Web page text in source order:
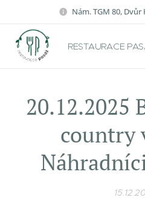
Nám. TGM 80,
RESTAURACE
20.12.2025
country